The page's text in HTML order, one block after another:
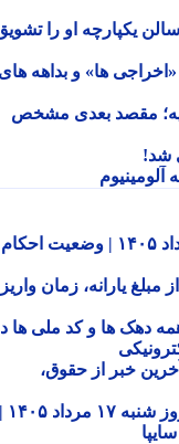
یکپارچه او را تشویق
ها» و بداهه های
مقصد بعدی مشخص
آخرین خبر از رتبه بندی معلمان در ۱۷ مرداد ۱۴۰۵ | وضعیت احکام و
خبر از مبلغ یارانه، زمان واریز و
دهک ها و کد ملی ها در
مرداد ۱۴۰۵ | آخرین خبر از حقوق،
قیمت خودروهای سایپا و ایران خودرو امروز شنبه ۱۷ مرداد ۱۴۰۵ |